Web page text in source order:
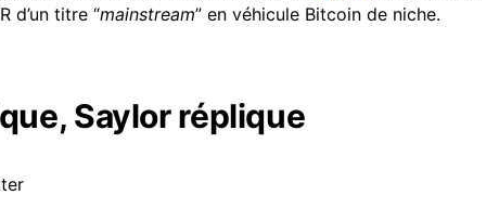
d’un titre “mainstream” en véhicule Bitcoin de niche.
Saylor réplique